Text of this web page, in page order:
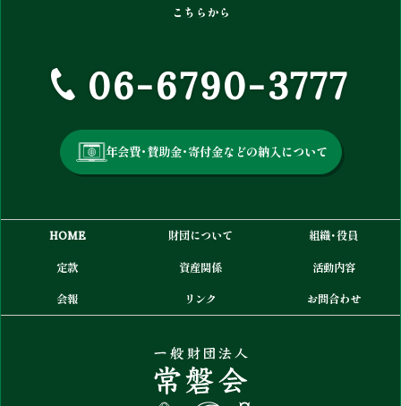
こちらから
06-6790-3777
年会費・賛助金・寄付金などの納入について
HOME 財団について
組織・役員
定款
資産関係
活動内容
会報
リンク お問合わせ